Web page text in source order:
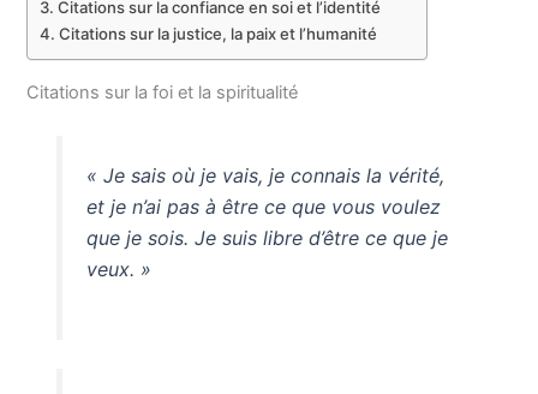
Citations sur la confiance en soi et l’identité
Citations sur la justice, la paix et l’humanité
Citations sur la foi et la spiritualité
« Je sais où je vais, je connais la vérité,
et je n’ai pas à être ce que vous voulez
que je sois. Je suis libre d’être ce que je
veux. »